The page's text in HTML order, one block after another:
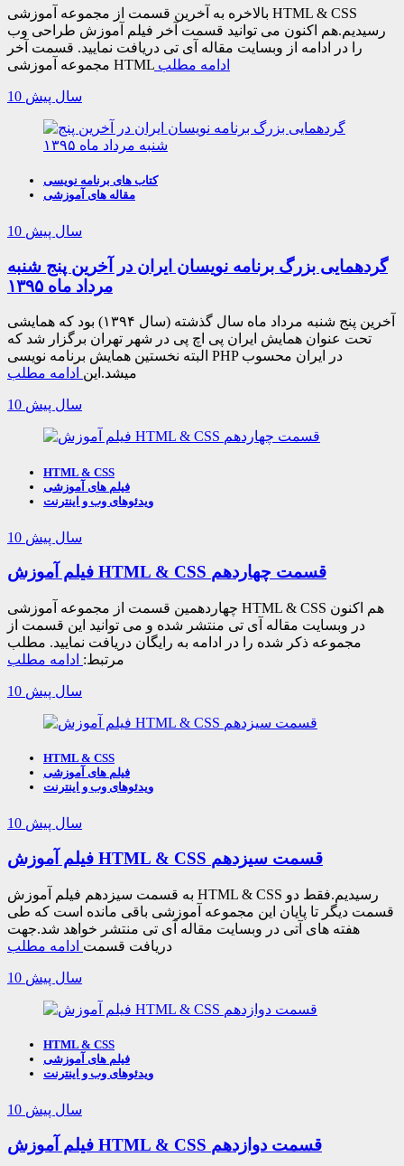
بالاخره به آخرین قسمت از مجموعه آموزشی HTML & CSS
رسیدیم.هم اکنون می توانید قسمت آخر فیلم آموزش طراحی وب
را در ادامه از وبسایت مقاله آی تی دریافت نمایید. قسمت آخر
مجموعه آموزشی HTML ادامه مطلب
10 سال پیش
کتاب های برنامه نویسی
مقاله های آموزشی
10 سال پیش
گردهمایی بزرگ برنامه نویسان ایران در آخرین پنج شنبه
مرداد ماه ۱۳۹۵
آخرین پنج شنبه مرداد ماه سال گذشته (سال ۱۳۹۴) بود که همایشی
تحت عنوان همایش ایران پی اچ پی در شهر تهران برگزار شد که
البته نخستین همایش برنامه نویسی PHP در ایران محسوب
میشد.این ادامه مطلب
10 سال پیش
HTML & CSS
فیلم های آموزشی
ویدئوهای وب و اینترنت
10 سال پیش
فیلم آموزش HTML & CSS قسمت چهاردهم
چهاردهمین قسمت از مجموعه آموزشی HTML & CSS هم اکنون
در وبسایت مقاله آی تی منتشر شده و می توانید این قسمت از
مجموعه ذکر شده را در ادامه به رایگان دریافت نمایید. مطلب
مرتبط: ادامه مطلب
10 سال پیش
HTML & CSS
فیلم های آموزشی
ویدئوهای وب و اینترنت
10 سال پیش
فیلم آموزش HTML & CSS قسمت سیزدهم
به قسمت سیزدهم فیلم آموزش HTML & CSS رسیدیم.فقط دو
قسمت دیگر تا پایان این مجموعه آموزشی باقی مانده است که طی
هفته های آتی در وبسایت مقاله آی تی منتشر خواهد شد.جهت
دریافت قسمت ادامه مطلب
10 سال پیش
HTML & CSS
فیلم های آموزشی
ویدئوهای وب و اینترنت
10 سال پیش
فیلم آموزش HTML & CSS قسمت دوازدهم